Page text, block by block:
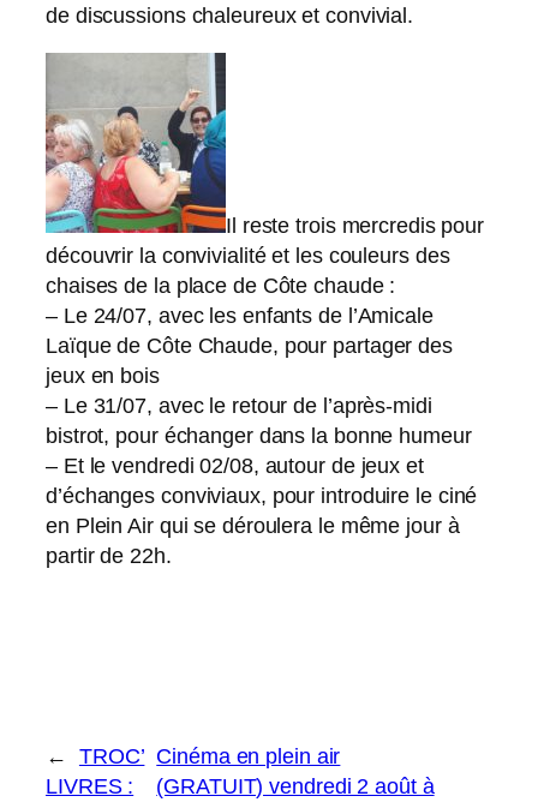
de discussions chaleureux et convivial.
Il reste trois mercredis pour
découvrir la convivialité et les couleurs des
chaises de la place de Côte chaude :
– Le 24/07, avec les enfants de l’Amicale
Laïque de Côte Chaude, pour partager des
jeux en bois
– Le 31/07, avec le retour de l’après-midi
bistrot, pour échanger dans la bonne humeur
– Et le vendredi 02/08, autour de jeux et
d’échanges conviviaux, pour introduire le ciné
en Plein Air qui se déroulera le même jour à
partir de 22h.
←
TROC’
LIVRES :
Cinéma en plein air
(GRATUIT) vendredi 2 août à